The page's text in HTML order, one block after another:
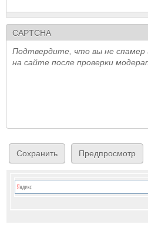
CAPTCHA
Подтвердите, что вы не
на сайте после проверки